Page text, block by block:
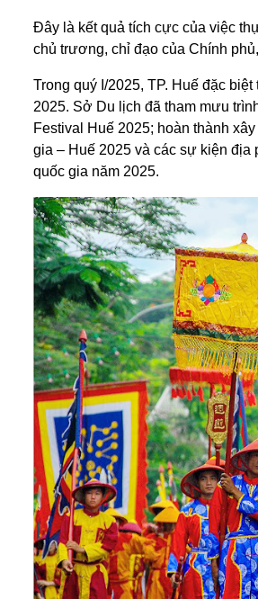
Đây là kết quả tích cực của việc
chủ trương, chỉ đạo của Chính
Trong quý I/2025, TP. Huế đặc
2025. Sở Du lịch đã tham mưu
Festival Huế 2025; hoàn thành
gia – Huế 2025 và các sự kiện địa
quốc gia năm 2025.